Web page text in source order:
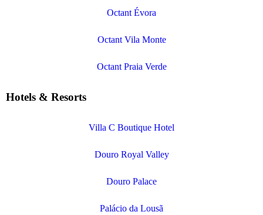
Octant Évora
Octant Vila Monte
Octant Praia Verde
Hotels & Resorts
Villa C Boutique Hotel
Douro Royal Valley
Douro Palace
Palácio da Lousã